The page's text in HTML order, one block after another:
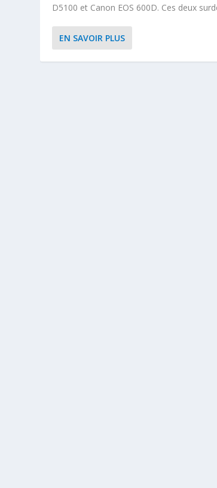
D5100 et Canon EOS 600D. Ces deux
EN SAVOIR PLUS